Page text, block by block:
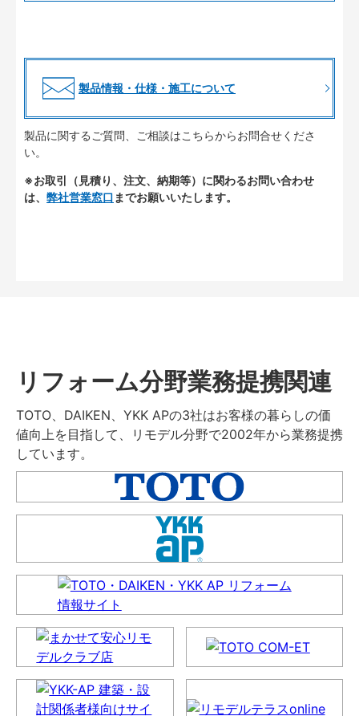
製品情報・仕様・施工について
製品に関するご質問、ご相談はこちらからお問合せくださ
い。
※お取引（見積り、注文、納期等）に関わるお問い合わせ
は、 弊社営業窓口 までお願いいたします。
リフォーム分野業務提携関連
TOTO、DAIKEN、YKK APの3社はお客様の暮らしの価
値向上を目指して、リモデル分野で2002年から業務提携
しています。